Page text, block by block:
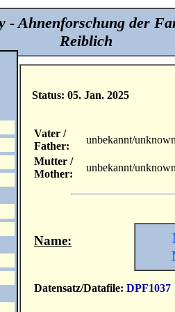
- Ahnenforschung der
Reiblich
Status: 05. Jan. 2025
Vater /
Father:
unbekannt/
Mutter /
Mother:
unbekannt/
Name:
Datensatz/Datafile: DPF1037